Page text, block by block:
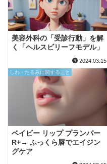
美容外科の「受診行動」を解
く「ヘルスビリーフモデル」
2024.03.15
しわ・たるみに関すること
ベイビー リップ プランパー
R+→ ふっくら唇でエイジン
グケア